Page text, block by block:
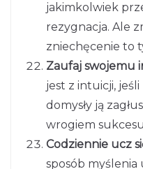
jakimkolwiek
rezygnacja. Ale
zniechęcenie to
Zaufaj swojemu
jest z intuicji,
domysły ją
wrogiem
Codziennie ucz
sposób myślenia